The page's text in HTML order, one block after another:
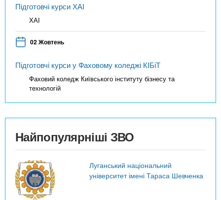
Підготовчі курси ХАІ
ХАІ
02 Жовтень
Підготовчі курси у Фаховому коледжі КІБіТ
Фаховий коледж Київського інституту бізнесу та
технологій
Найпопулярніші ЗВО
Луганський національний
університет імені Тараса Шевченка